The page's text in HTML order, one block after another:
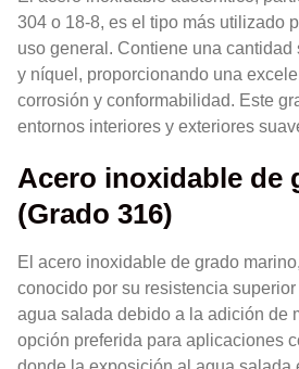
304 o 18-8, es el tipo más utilizado
uso general. Contiene una
y níquel, proporcionando una
corrosión y conformabilidad. Este
entornos interiores y exteriores
Acero inoxidable de
(Grado 316)
El acero inoxidable de grado
conocido por su resistencia
agua salada debido a la adición de
opción preferida para aplicaciones